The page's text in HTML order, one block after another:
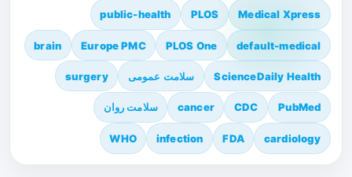
Medical Xpress
PLOS
public-health
default-medical
PLOS One
Europe PMC
brain
ScienceDaily Health سلامت عمومی surgery
PubMed
CDC
cancer سلامت روان
cardiology
FDA
infection
WHO